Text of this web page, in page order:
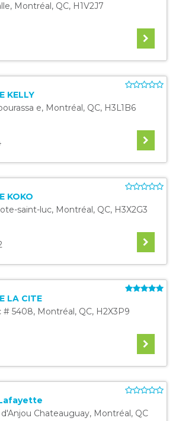
, Montréal, QC, H1V2J7
KELLY
e, Montréal, QC, H3L1B6
KOKO
saint-luc, Montréal, QC, H3X2G3
LA CITE
# 5408, Montréal, QC, H2X3P9
Chateauguay, Montréal, QC